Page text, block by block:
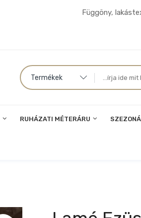
Függöny,
Termékek
RUHÁZATI MÉTERÁRU